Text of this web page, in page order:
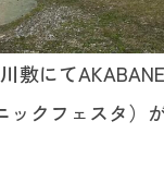
敷にて
ックフェスタ）